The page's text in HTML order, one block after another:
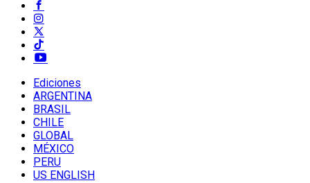
Ediciones
ARGENTINA
BRASIL
CHILE
GLOBAL
MÉXICO
PERU
US ENGLISH